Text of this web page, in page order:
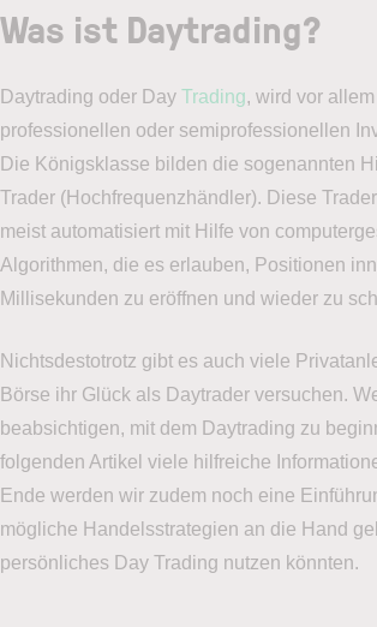
Was ist Daytrading?
Daytrading oder Day Trading, wird vor
professionellen oder semiprofessionellen
Die Königsklasse bilden die sogenannten
Trader (Hochfrequenzhändler). Diese
meist automatisiert mit Hilfe von
Algorithmen, die es erlauben, Positionen
Millisekunden zu eröffnen und wieder zu
Nichtsdestotrotz gibt es auch viele
Börse ihr Glück als Daytrader versuchen.
beabsichtigen, mit dem Daytrading zu
folgenden Artikel viele hilfreiche
Ende werden wir zudem noch eine
mögliche Handelsstrategien an die Hand
persönliches Day Trading nutzen könnten.